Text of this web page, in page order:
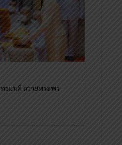
ธมนต์ ถวายพระพร